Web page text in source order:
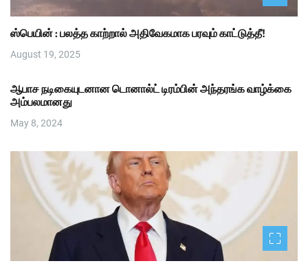
ஸ்பெயின் : பலத்த காற்றால் அதிவேகமாக பரவும் காட்டுத்தீ!
August 19, 2025
ஆபாச நடிகையுடனான டொனால்ட் டிரம்பின் அந்தரங்க வாழ்க்கை
அம்பலமானது
May 8, 2024